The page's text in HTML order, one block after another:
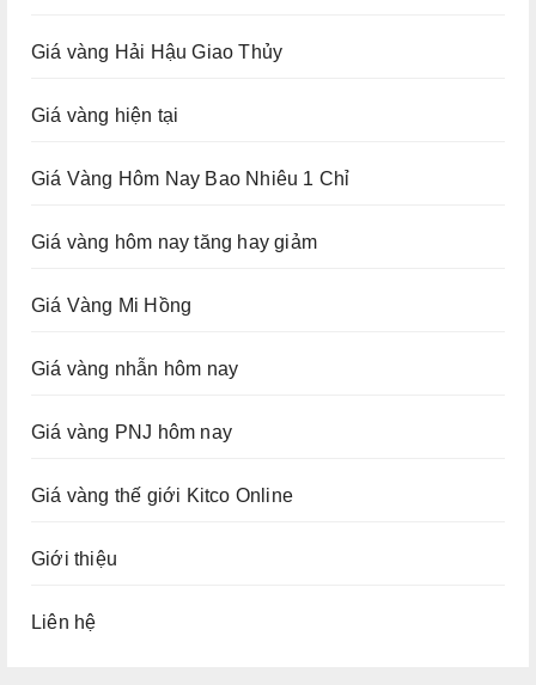
Giá vàng Hải Hậu Giao Thủy
Giá vàng hiện tại
Giá Vàng Hôm Nay Bao Nhiêu 1 Chỉ
Giá vàng hôm nay tăng hay giảm
Giá Vàng Mi Hồng
Giá vàng nhẫn hôm nay
Giá vàng PNJ hôm nay
Giá vàng thế giới Kitco Online
Giới thiệu
Liên hệ